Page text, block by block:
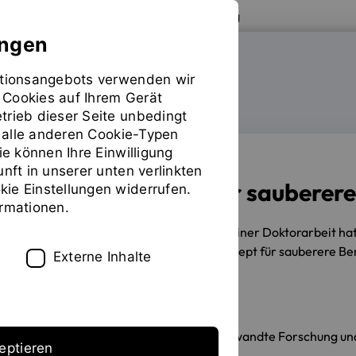
Zur Website der OTH Regensburg
FAKULTÄT MASCHINENBAU
Sensorkonzept für
Mit der Verteidigung seiner Doktorarbeit
steht ein kombiniertes Sensorkonzept für sauberere
Institut für Angewandte Forschung
verwenden wir
auf Ihrem Gerät
dieser Seite unbedingt
anderen Cookie-Typen
können Ihre Einwilligung
in unserer unten verlinkten
Einstellungen widerrufen.
Externe Inhalte